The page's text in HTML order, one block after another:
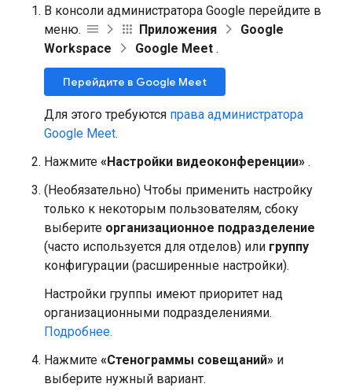
В консоли администратора Google перейдите в
меню.
Приложения
Google
Workspace
Google Meet .
Перейдите в Google Meet
Для этого требуются права администратора
Google Meet.
Нажмите «Настройки видеоконференции» .
(Необязательно) Чтобы применить настройку
только к некоторым пользователям, сбоку
выберите организационное подразделение
(часто используется для отделов) или группу
конфигурации (расширенные настройки).
Настройки группы имеют приоритет над
организационными подразделениями.
Подробнее.
Нажмите «Стенограммы совещаний» и
выберите нужный вариант.